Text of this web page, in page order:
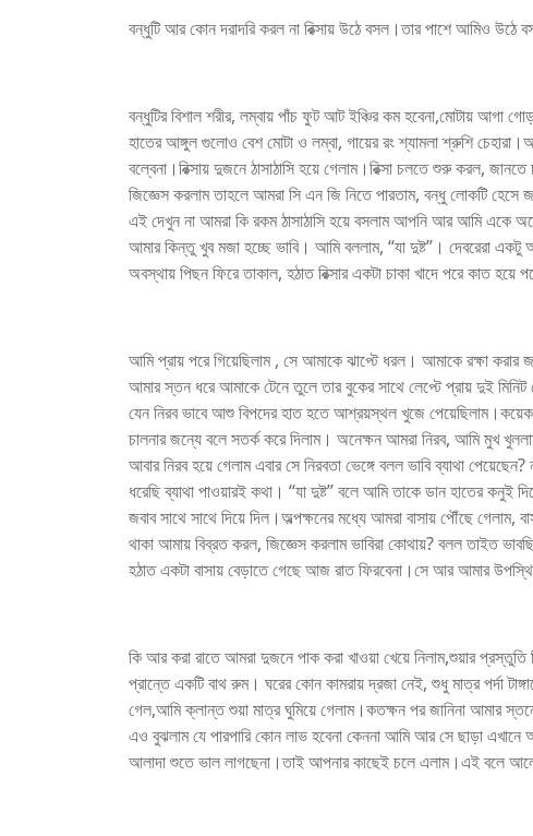
বন্ধুটি আর কোন দরাদরি করল না রিক্সায় উঠে বসল।তার পাশে আমিও উঠে
বন্ধুটির বিশাল শরীর, লম্বায় পাঁচ ফুট আট ইঞ্চির কম হবেনা,মোটায় আগা
হাতের আঙ্গুল গুলোও বেশ মোটা ও লম্বা, গায়ের রং শ্যামলা শ্রুশি
বল্বেনা।রিক্সায় দুজনে ঠাসাঠাসি হয়ে গেলাম।রিক্সা চলতে শুরু করল,
জিজ্ঞেস করলাম তাহলে আমরা সি এন জি নিতে পারতাম, বন্ধু লোকটি হেসে
এই দেখুন না আমরা কি রকম ঠাসাঠাসি হয়ে বসলাম আপনি আর আমি একে
আমার কিন্তু খুব মজা হচ্ছে ভাবি। আমি বললাম, “যা দুষ্ট”। দেবরেরা একটু
অবস্থায় পিছন ফিরে তাকাল, হঠাত রিক্সার একটা চাকা খাদে পরে কাত হয়ে
আমি প্রায় পরে গিয়েছিলাম , সে আমাকে ঝাপ্টে ধরল। আমাকে রক্ষা
আমার স্তন ধরে আমাকে টেনে তুলে তার বুকের সাথে লেপ্টে প্রায় দুই
যেন নিরব ভাবে আশু বিপদের হাত হতে আশ্রয়স্থল খুজে পেয়েছিলাম।কয়েক
চালনার জন্যে বলে সতর্ক করে দিলাম। অনেক্ষন আমরা নিরব, আমি মুখ
আবার নিরব হয়ে গেলাম এবার সে নিরবতা ভেঙ্গে বলল ভাবি ব্যাথা
ধরেছি ব্যাথা পাওয়ারই কথা। “যা দুষ্ট” বলে আমি তাকে ডান হাতের কনুই
জবাব সাথে সাথে দিয়ে দিল।অল্পক্ষনের মধ্যে আমরা বাসায় পৌঁছে
থাকা আমায় বিব্রত করল, জিজ্ঞেস করলাম ভাবিরা কোথায়? বলল তাইত
হঠাত একটা বাসায় বেড়াতে গেছে আজ রাত ফিরবেনা।সে আর আমার
কি আর করা রাতে আমরা দুজনে পাক করা খাওয়া খেয়ে নিলাম,শুয়ার প্রস্তুতি
প্রান্তে একটি বাথ রুম। ঘরের কোন কামরায় দ্রজা নেই, শুধু মাত্র পর্দা
গেল,আমি ক্লান্ত শুয়া মাত্র ঘুমিয়ে গেলাম।কতক্ষন পর জানিনা আমার
এও বুঝলাম যে পারপারি কোন লাভ হবেনা কেননা আমি আর সে ছাড়া
আলাদা শুতে ভাল লাগছেনা।তাই আপনার কাছেই চলে এলাম।এই বলে